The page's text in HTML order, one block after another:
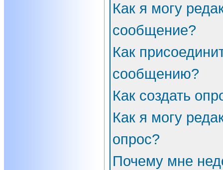
Как я могу
сообщение?
Как
сообщению?
Как создать
Как я могу
опрос?
Почему мне